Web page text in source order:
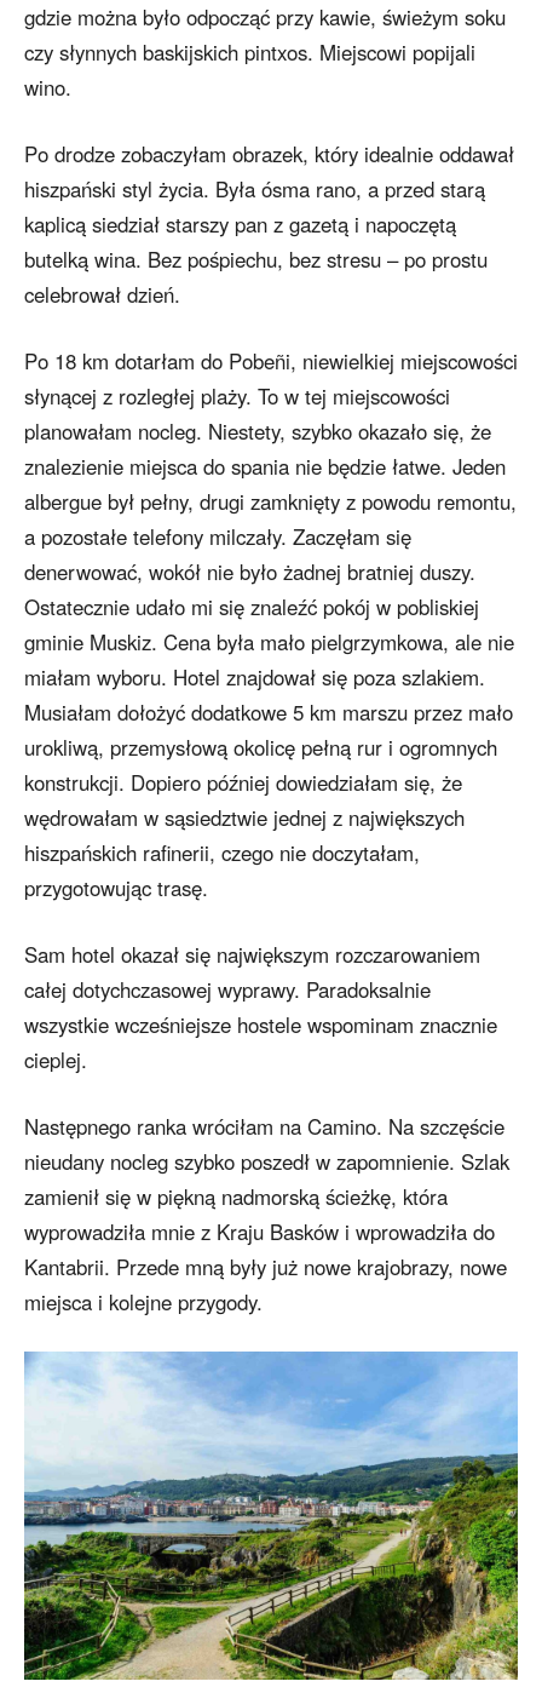
gdzie można było odpocząć przy kawie, świeżym soku
czy słynnych baskijskich pintxos. Miejscowi popijali
wino.
Po drodze zobaczyłam obrazek, który idealnie oddawał
hiszpański styl życia. Była ósma rano, a przed starą
kaplicą siedział starszy pan z gazetą i napoczętą
butelką wina. Bez pośpiechu, bez stresu – po prostu
celebrował dzień.
Po 18 km dotarłam do Pobeñi, niewielkiej miejscowości
słynącej z rozległej plaży. To w tej miejscowości
planowałam nocleg. Niestety, szybko okazało się, że
znalezienie miejsca do spania nie będzie łatwe. Jeden
albergue był pełny, drugi zamknięty z powodu remontu,
a pozostałe telefony milczały. Zaczęłam się
denerwować, wokół nie było żadnej bratniej duszy.
Ostatecznie udało mi się znaleźć pokój w pobliskiej
gminie Muskiz. Cena była mało pielgrzymkowa, ale nie
miałam wyboru. Hotel znajdował się poza szlakiem.
Musiałam dołożyć dodatkowe 5 km marszu przez mało
urokliwą, przemysłową okolicę pełną rur i ogromnych
konstrukcji. Dopiero później dowiedziałam się, że
wędrowałam w sąsiedztwie jednej z największych
hiszpańskich rafinerii, czego nie doczytałam,
przygotowując trasę.
Sam hotel okazał się największym rozczarowaniem
całej dotychczasowej wyprawy. Paradoksalnie
wszystkie wcześniejsze hostele wspominam znacznie
cieplej.
Następnego ranka wróciłam na Camino. Na szczęście
nieudany nocleg szybko poszedł w zapomnienie. Szlak
zamienił się w piękną nadmorską ścieżkę, która
wyprowadziła mnie z Kraju Basków i wprowadziła do
Kantabrii. Przede mną były już nowe krajobrazy, nowe
miejsca i kolejne przygody.